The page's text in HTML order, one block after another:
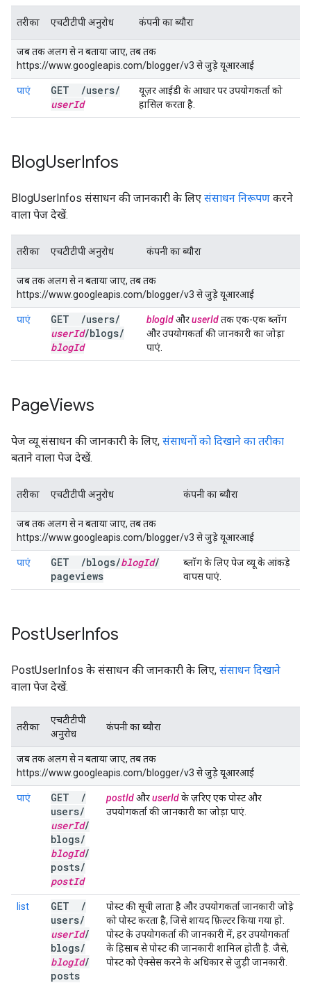
तरीका एचटीटीपी अनुरोध कंपनी का ब्यौरा
जब तक अलग से न बताया जाए, तब तक
https://www.googleapis.com/blogger/v3 से जुड़े यूआरआई
पाएं GET /users/
userId
यूज़र आईडी के आधार पर उपयोगकर्ता को
हासिल करता है.
BlogUserInfos
BlogUserInfos संसाधन की जानकारी के लिए संसाधन निरूपण करने
वाला पेज देखें.
तरीका एचटीटीपी अनुरोध कंपनी का ब्यौरा
जब तक अलग से न बताया जाए, तब तक
https://www.googleapis.com/blogger/v3 से जुड़े यूआरआई
पाएं GET /users/
userId/blogs/
blogId
blogIdऔरuserIdतक एक-एक ब्लॉग
और उपयोगकर्ता की जानकारी का जोड़ा
पाएं.
PageViews
पेज व्यू संसाधन की जानकारी के लिए, संसाधनों को दिखाने का तरीका
बताने वाला पेज देखें.
तरीका एचटीटीपी अनुरोध कंपनी का ब्यौरा
जब तक अलग से न बताया जाए, तब तक
https://www.googleapis.com/blogger/v3 से जुड़े यूआरआई
पाएं GET /blogs/blogId/
pageviews
ब्लॉग के लिए पेज व्यू के आंकड़े
वापस पाएं.
PostUserInfos
PostUserInfos के संसाधन की जानकारी के लिए, संसाधन दिखाने
वाला पेज देखें.
तरीका
एचटीटीपी
अनुरोध
कंपनी का ब्यौरा
जब तक अलग से न बताया जाए, तब तक
https://www.googleapis.com/blogger/v3 से जुड़े यूआरआई
पाएं GET
/
users/
userId/
blogs/
blogId/
posts/
postId
postIdऔरuserIdके ज़रिए एक पोस्ट और
उपयोगकर्ता की जानकारी का जोड़ा पाएं.
list GET
/
users/
userId/
blogs/
blogId/
posts
पोस्ट की सूची लाता है और उपयोगकर्ता जानकारी जोड़े
को पोस्ट करता है, जिसे शायद फ़िल्टर किया गया हो.
पोस्ट के उपयोगकर्ता की जानकारी में, हर उपयोगकर्ता
के हिसाब से पोस्ट की जानकारी शामिल होती है. जैसे,
पोस्ट को ऐक्सेस करने के अधिकार से जुड़ी जानकारी.